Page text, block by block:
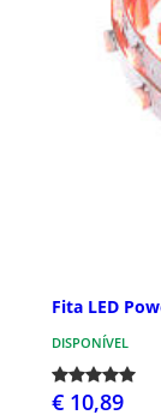
Fita LED
DISPONÍVEL
€ 10,89